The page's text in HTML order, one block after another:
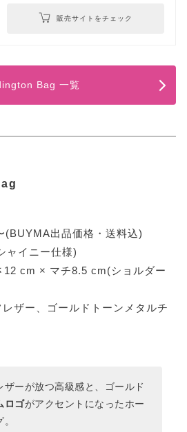
販売サイトをチェック
Bag 一覧
(BUYMA出品価格・送料込)
ャイニー仕様)
cm × マチ8.5 cm(ショルダー
ザー、ゴールドトーンメタルチ
ザーが放つ高級感と、ゴールド
ロゴがアクセントになったホー